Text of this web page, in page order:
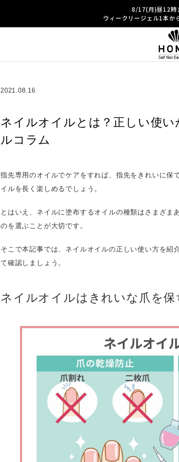
8/17(月)昼12時
ウィークリージェル1本
2021.08.16
ネイルオイルとは？正しい使
ルコラム
指先専用のオイルでケアをすれば、指先をきれいに保
イルを長く楽しめるでしょう。
とはいえ、ネイルに塗布するオイルの種類はさまざ
のを選ぶことが大切です。
そこで本記事では、ネイルオイルの正しい使い方を
て確認しましょう。
ネイルオイルはきれいな爪を